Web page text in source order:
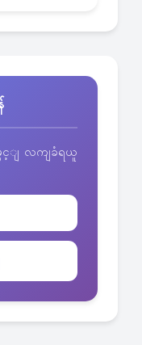
ဖွင့ျ လကျခံရယူ